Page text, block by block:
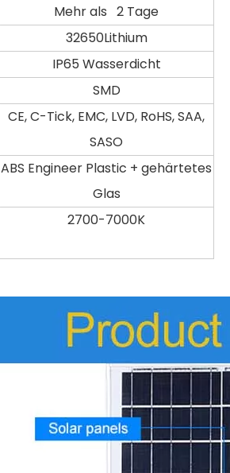
Mehr als 2 Tage
32650Lithium
IP65 Wasserdicht
SMD
CE, C-Tick, EMC, LVD, RoHS, SAA,
SASO
ABS Engineer Plastic + gehärtetes
Glas
2700-7000K